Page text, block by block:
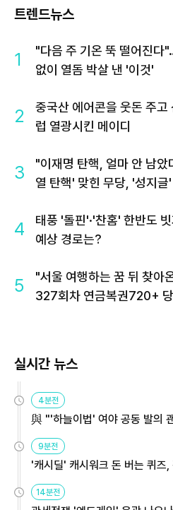
트렌드뉴스
1
"다음 주 기온 뚝 떨어진다
없이 열돔 박살 낸 '이것'
2
중국산 에어콘을 웃돈 주고
럽 열광시킨 메이디
3
"이재명 탄핵, 얼마 안 남았
열 탄핵' 맞힌 무당, '성지글
4
태풍 '돌핀'·'찬홈' 한반도
예상 경로는?
5
"서울 여행하는 꿈 뒤 찾아
327회차 연금복권720+ 당
실시간 뉴스
4분전
與 "'하늘이법' 여야 공동 발의
9분전
'캐시딜' 캐시워크 돈 버는 퀴즈,
14분전